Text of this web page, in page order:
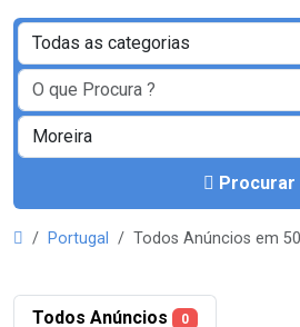
Procurar
Portugal Todos Anúncios em
Todos Anúncios 0